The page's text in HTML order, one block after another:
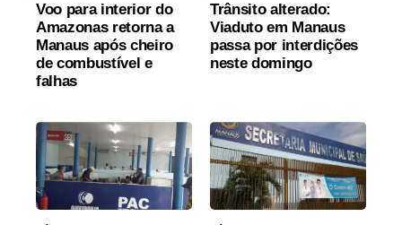
Voo para interior do
Amazonas retorna a
Manaus após cheiro
de combustível e
falhas
Trânsito alterado:
Viaduto em Manaus
passa por interdições
neste domingo